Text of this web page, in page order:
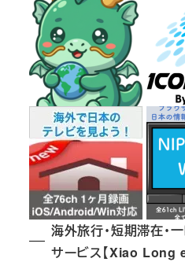
海外旅行・短期滞在・
サービス【Xiao Long